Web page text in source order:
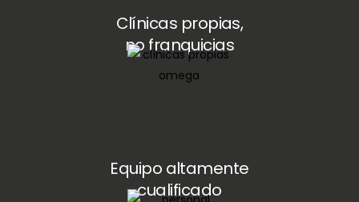
Clínicas propias,
no franquicias
Equipo altamente
cualificado